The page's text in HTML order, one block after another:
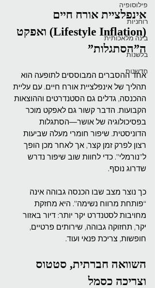
פילוסופיה
רוחניות
בינה מלאכותית
בלשנות
חדשנות
אינפלציית אורח חיים
(Lifestyle Inflation) ואפקט
ה”הסתגלות”
אחד ההסברים המבוססים לתופעה הוא
תהליך של אינפלציית אורח חיים. עם עליית
ההכנסה, גדלים גם הסטנדרטים וההוצאות
הקבועות. הדבר קשור גם לאפקט מוכר
בפסיכולוגיה של אושר—הסתגלות
הדוניסטית. שיפור חומרי מעלה שביעות
רצון לפרק זמן קצר, אך לאחר מכן הופך
ל”נורמלי”. כדי לחוות שוב שיפור נדרש
שדרוג נוסף.
כך נוצר מצב שבו הכנסה גבוהה אינה
“פותחת מרווח נשימה”. היא מחזקת
מחויבות לסטנדרט יקר יותר: דיור באזור
יקר, תחזוקה גבוהה, שירותים פרטיים,
חופשות, צריכת פנאי ועוד.
השוואה חברתית, סטטוס
וצריכה כסמל